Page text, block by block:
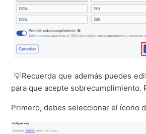
💡Recuerda que además puedes
para que acepte sobrecumplimiento.
Primero, debes seleccionar el ícono